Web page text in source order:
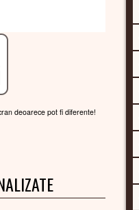
deoarece pot fi diferente!